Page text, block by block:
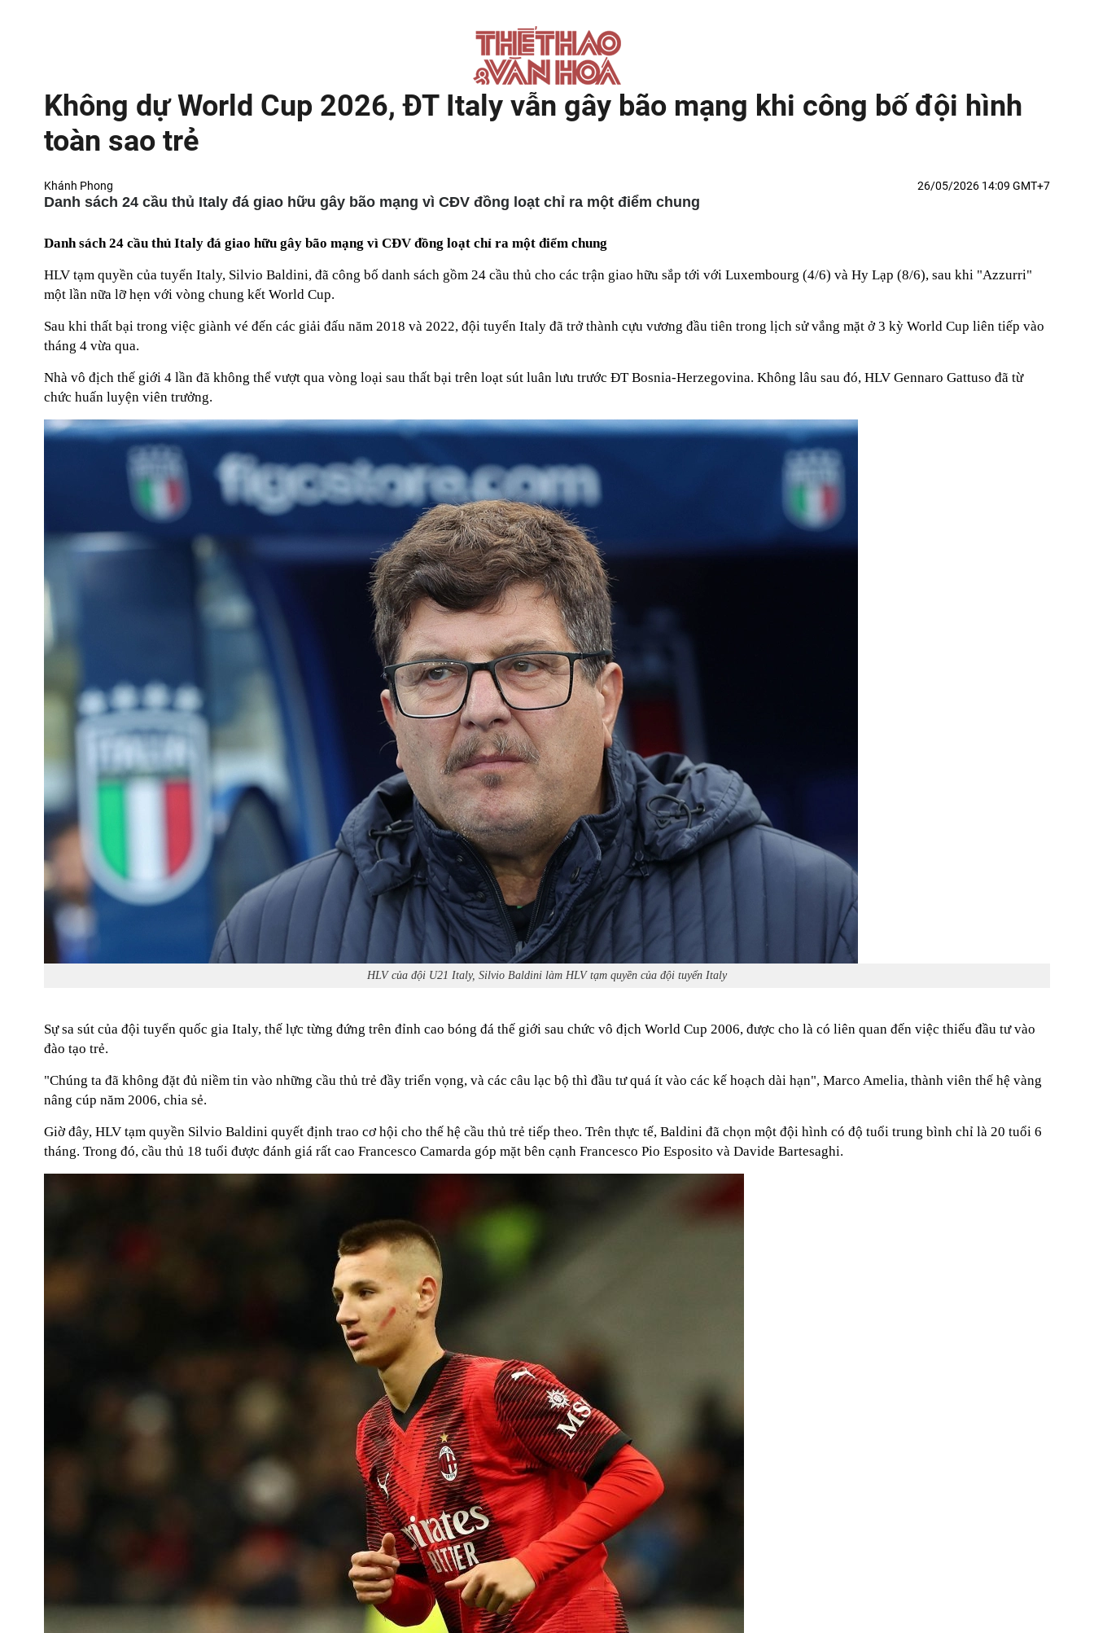
Không dự World Cup 2026, ĐT Italy vẫn gây bão mạng khi công bố đội hình
toàn sao trẻ
Khánh Phong 26/05/2026 14:09 GMT+7
Danh sách 24 cầu thủ Italy đá giao hữu gây bão mạng vì CĐV đồng loạt chỉ ra một điểm chung
Danh sách 24 cầu thủ Italy đá giao hữu gây bão mạng vì CĐV đồng loạt chỉ ra một điểm chung
HLV tạm quyền của tuyển Italy, Silvio Baldini, đã công bố danh sách gồm 24 cầu thủ cho các trận giao hữu sắp tới với Luxembourg (4/6) và Hy Lạp (8/6), sau khi "Azzurri"
một lần nữa lỡ hẹn với vòng chung kết World Cup.
Sau khi thất bại trong việc giành vé đến các giải đấu năm 2018 và 2022, đội tuyển Italy đã trở thành cựu vương đầu tiên trong lịch sử vắng mặt ở 3 kỳ World Cup liên tiếp vào
tháng 4 vừa qua.
Nhà vô địch thế giới 4 lần đã không thể vượt qua vòng loại sau thất bại trên loạt sút luân lưu trước ĐT Bosnia-Herzegovina. Không lâu sau đó, HLV Gennaro Gattuso đã từ
chức huấn luyện viên trưởng.
HLV của đội U21 Italy, Silvio Baldini làm HLV tạm quyền của đội tuyển Italy
Sự sa sút của đội tuyển quốc gia Italy, thế lực từng đứng trên đỉnh cao bóng đá thế giới sau chức vô địch World Cup 2006, được cho là có liên quan đến việc thiếu đầu tư vào
đào tạo trẻ.
"Chúng ta đã không đặt đủ niềm tin vào những cầu thủ trẻ đầy triển vọng, và các câu lạc bộ thì đầu tư quá ít vào các kế hoạch dài hạn", Marco Amelia, thành viên thế hệ vàng
nâng cúp năm 2006, chia sẻ.
Giờ đây, HLV tạm quyền Silvio Baldini quyết định trao cơ hội cho thế hệ cầu thủ trẻ tiếp theo. Trên thực tế, Baldini đã chọn một đội hình có độ tuổi trung bình chỉ là 20 tuổi 6
tháng. Trong đó, cầu thủ 18 tuổi được đánh giá rất cao Francesco Camarda góp mặt bên cạnh Francesco Pio Esposito và Davide Bartesaghi.